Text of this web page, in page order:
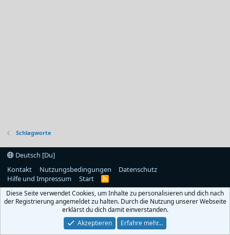
Schlagworte
Deutsch [Du]
Kontakt
Nutzungsbedingungen
Datenschutz
Hilfe und Impressum
Start
R
S
Diese Seite verwendet Cookies, um Inhalte zu personalisieren und dich nach
der Registrierung angemeldet zu halten. Durch die Nutzung unserer Webseite
erklärst du dich damit einverstanden.
Akzeptieren
Erfahre mehr…